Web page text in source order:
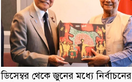
ডিসেম্বর থেকে জুনের মধ্যে নির্বাচনের